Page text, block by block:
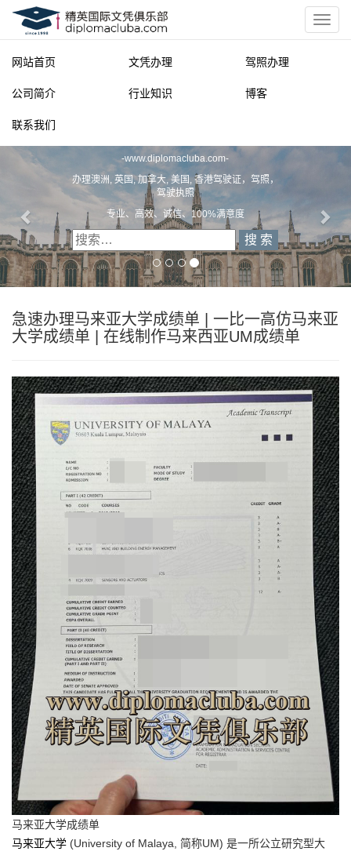
网站首页 文凭办理 驾照办理
公司简介 行业知识 博客
联系我们
-www.diplomacluba.com-
办理澳洲, 英国, 加拿大, 美国, 香港驾驶证，驾照，
驾驶执照
专业、高效、诚信、100%满意度
急速办理马来亚大学成绩单 | 一比一高仿马来亚
大学成绩单 | 在线制作马来西亚UM成绩单
马来亚大学成绩单
马来亚大学 (University of Malaya, 简称UM) 是一所公立研究型大